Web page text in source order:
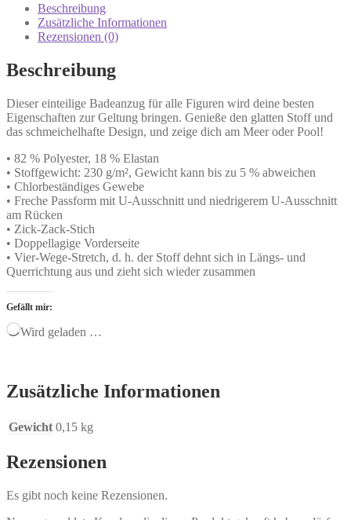
Beschreibung
Zusätzliche Informationen
Rezensionen (0)
Beschreibung
Dieser einteilige Badeanzug für alle Figuren wird deine besten
Eigenschaften zur Geltung bringen. Genieße den glatten Stoff und
das schmeichelhafte Design, und zeige dich am Meer oder Pool!
• 82 % Polyester, 18 % Elastan
• Stoffgewicht: 230 g/m², Gewicht kann bis zu 5 % abweichen
• Chlorbeständiges Gewebe
• Freche Passform mit U-Ausschnitt und niedrigerem U-Ausschnitt
am Rücken
• Zick-Zack-Stich
• Doppellagige Vorderseite
• Vier-Wege-Stretch, d. h. der Stoff dehnt sich in Längs- und
Querrichtung aus und zieht sich wieder zusammen
Gefällt mir:
Wird geladen …
Zusätzliche Informationen
Gewicht 0,15 kg
Rezensionen
Es gibt noch keine Rezensionen.